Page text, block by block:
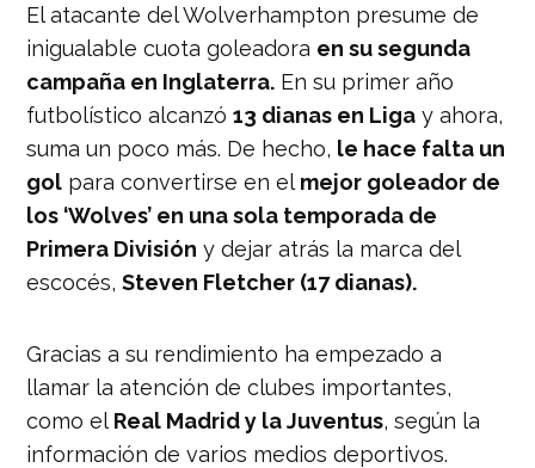
El atacante del Wolverhampton presume de
inigualable cuota goleadora en su segunda
campaña en Inglaterra. En su primer año
futbolístico alcanzó13 dianas en Liga y ahora,
suma un poco más. De hecho, le hace falta un
gol para convertirse en el mejor goleador de
los ‘Wolves’ en una sola temporada de
Primera División y dejar atrás la marca del
escocés,Steven Fletcher (17 dianas).
Gracias a su rendimiento ha empezado a
llamar la atención de clubes importantes,
como el Real Madrid y la Juventus, según la
información de varios medios deportivos.